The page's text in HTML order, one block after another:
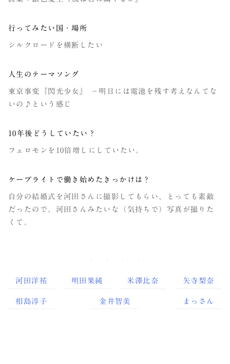
行ってみたい国・場所
シルクロードを横断したい
人生のテーマソング
東京事変『閃光少女』 －明日には電池を残す考えなんてな
いの♪という感じ
10年後どうしていたい？
フェロモンを10倍増しにしていたい。
ケープライトで働き始めたきっかけは？
自分の結婚式を河田さんに撮影してもらい、とっても素敵
だったので、河田さんみたいな（気持ちで）写真が撮りた
くて。
河田洋祐 明田果純 米澤比奈 矢寺梨奈
相島淳子 金井智美 まっさん